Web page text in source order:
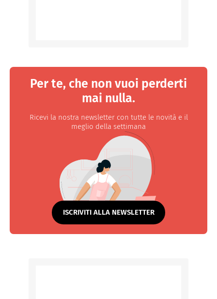
Per te, che non vuoi perderti
mai nulla.
Ricevi la nostra newsletter con tutte le novità e il
meglio della settimana
ISCRIVITI ALLA NEWSLETTER